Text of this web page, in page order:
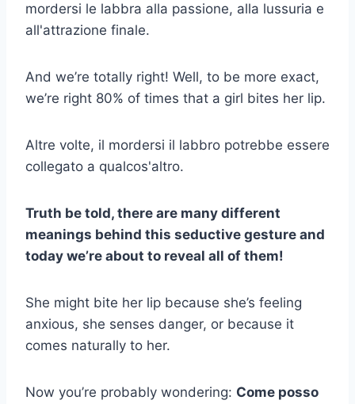
mordersi le labbra alla passione, alla lussuria e
all'attrazione finale.
And we’re totally right! Well, to be more exact,
we’re right 80% of times that a girl bites her lip.
Altre volte, il mordersi il labbro potrebbe essere
collegato a qualcos'altro.
Truth be told, there are many different
meanings behind this seductive gesture and
today we’re about to reveal all of them!
She might bite her lip because she’s feeling
anxious, she senses danger, or because it
comes naturally to her.
Now you’re probably wondering: Come posso